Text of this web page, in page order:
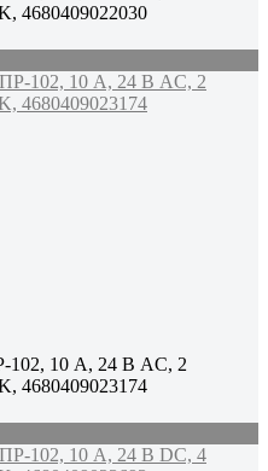
4680409022030
102, 10 А, 24 В AC, 2
4680409023174